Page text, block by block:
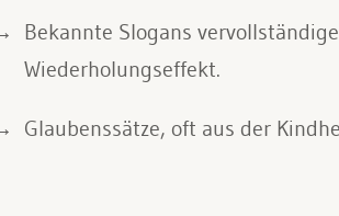
Bekannte Slogans
Wiederholungseffekt.
Glaubenssätze, oft aus der